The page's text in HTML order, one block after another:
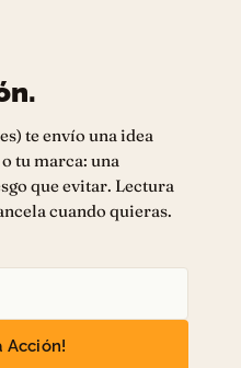
te envío una idea
tu marca: una
que evitar. Lectura
cuando quieras.
Acción!